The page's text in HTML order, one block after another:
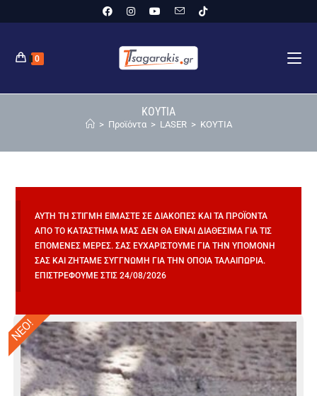
0
ΚΟΥΤΙΑ
> Προϊόντα > LASER > ΚΟΥΤΙΑ
ΑΥΤΉ ΤΗ ΣΤΙΓΜΉ ΕΊΜΑΣΤΕ ΣΕ ΔΙΑΚΟΠΈΣ ΚΑΙ ΤΑ ΠΡΟΪΌΝΤΑ
ΑΠΌ ΤΟ ΚΑΤΆΣΤΗΜΆ ΜΑΣ ΔΕΝ ΘΑ ΕΊΝΑΙ ΔΙΑΘΈΣΙΜΑ ΓΙΑ ΤΙΣ
ΕΠΌΜΕΝΕΣ ΜΈΡΕΣ. ΣΑΣ ΕΥΧΑΡΙΣΤΟΎΜΕ ΓΙΑ ΤΗΝ ΥΠΟΜΟΝΉ
ΣΑΣ ΚΑΙ ΖΗΤΆΜΕ ΣΥΓΓΝΏΜΗ ΓΙΑ ΤΗΝ ΌΠΟΙΑ ΤΑΛΑΙΠΩΡΊΑ.
ΕΠΙΣΤΡΈΦΟΥΜΕ ΣΤΙΣ 24/08/2026
ΝΕΟ!